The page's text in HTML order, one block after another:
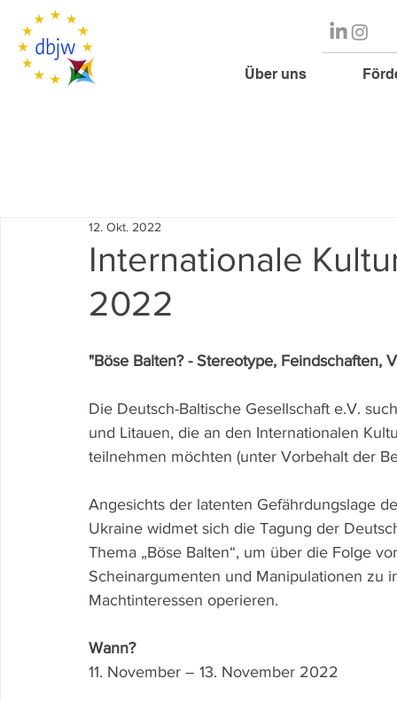
Über uns
Internationale
2022
12. Okt. 2022
"Böse Balten? - Stereotype, Feindschaften,
Die Deutsch-Baltische Gesellschaft e.V.
und Litauen, die an den Internationalen
teilnehmen möchten (unter Vorbehalt der
Angesichts der latenten Gefährdungslage
Ukraine widmet sich die Tagung der
Thema „Böse Balten“, um über die Folge
Scheinargumenten und Manipulationen zu
Machtinteressen operieren.
Wann?
11. November – 13. November 2022